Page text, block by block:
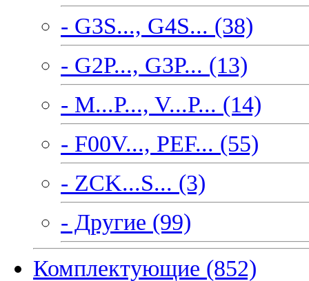
- G3S..., G4S... (38)
- G2P..., G3P... (13)
- M...P..., V...P... (14)
- F00V..., PEF... (55)
- ZCK...S... (3)
- Другие (99)
Комплектующие (852)